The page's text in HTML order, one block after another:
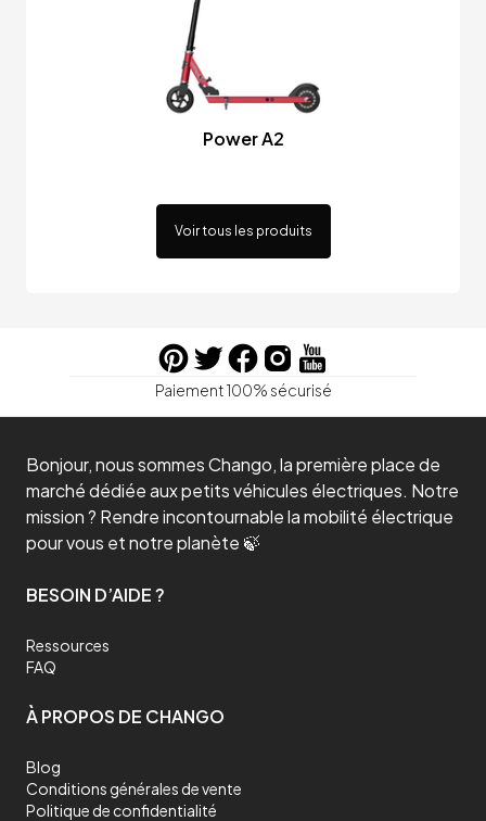
Power A2
Voir tous les produits
Paiement 100% sécurisé
Bonjour, nous sommes Chango, la première place de
marché dédiée aux petits véhicules électriques. Notre
mission ? Rendre incontournable la mobilité électrique
pour vous et notre planète 🍃
BESOIN D’AIDE ?
Ressources
FAQ
À PROPOS DE CHANGO
Blog
Conditions générales de vente
Politique de confidentialité